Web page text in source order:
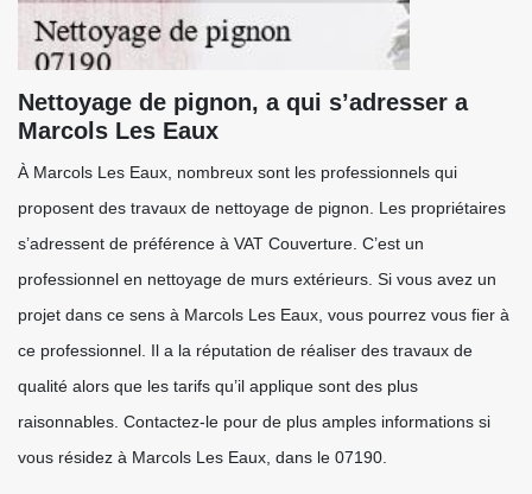
Nettoyage de pignon, a qui s’adresser a
Marcols Les Eaux
À Marcols Les Eaux, nombreux sont les professionnels qui
proposent des travaux de nettoyage de pignon. Les propriétaires
s’adressent de préférence à VAT Couverture. C’est un
professionnel en nettoyage de murs extérieurs. Si vous avez un
projet dans ce sens à Marcols Les Eaux, vous pourrez vous fier à
ce professionnel. Il a la réputation de réaliser des travaux de
qualité alors que les tarifs qu’il applique sont des plus
raisonnables. Contactez-le pour de plus amples informations si
vous résidez à Marcols Les Eaux, dans le 07190.